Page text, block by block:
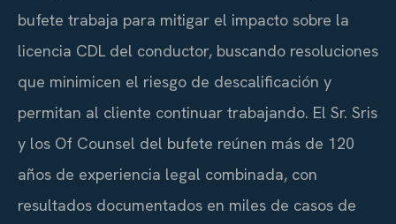
bufete trabaja para mitigar el impacto sobre la
licencia CDL del conductor, buscando resoluciones
que minimicen el riesgo de descalificación y
permitan al cliente continuar trabajando. El Sr. Sris
y los Of Counsel del bufete reúnen más de 120
años de experiencia legal combinada, con
resultados documentados en miles de casos de